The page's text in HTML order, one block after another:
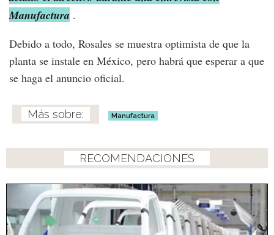
Manufactura .
Debido a todo, Rosales se muestra optimista de que la
planta se instale en México, pero habrá que esperar a que
se haga el anuncio oficial.
Manufactura
RECOMENDACIONES